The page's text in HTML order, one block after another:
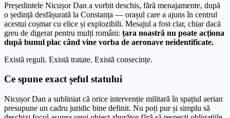
Președintele Nicușor Dan a vorbit deschis, fără menajamente, după
o ședință desfășurată la Constanța — orașul care a ajuns în centrul
acestui coșmar cu elice și explozibili. Mesajul a fost clar, chiar dacă
greu de digerat pentru mulți români: țara noastră nu poate acționa
după bunul plac când vine vorba de aeronave neidentificate.
Există reguli. Există tratate. Există consecințe.
Ce spune exact șeful statului
Nicușor Dan a subliniat că orice intervenție militară în spațiul aerian
presupune un cadru juridic bine definit. Nu poți pur și simplu să